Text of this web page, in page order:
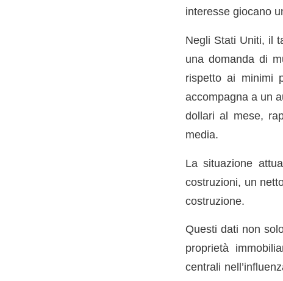
interesse giocano
Negli Stati Uniti, il
una domanda di
rispetto ai minimi
accompagna a un
dollari al mese,
media.
La situazione
costruzioni, un
costruzione.
Questi dati non
proprietà
centrali